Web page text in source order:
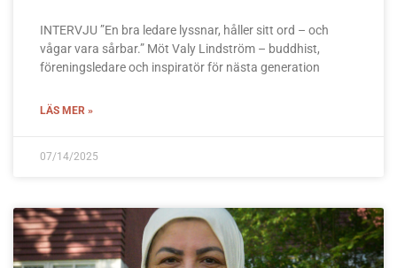
INTERVJU ”En bra ledare lyssnar, håller sitt ord – och
vågar vara sårbar.” Möt Valy Lindström – buddhist,
föreningsledare och inspiratör för nästa generation
LÄS MER »
07/14/2025